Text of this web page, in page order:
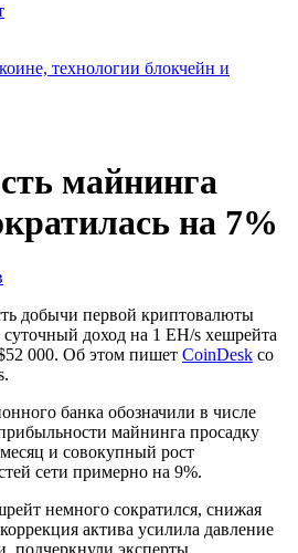
технологии блокчейн и
майнинга
на 7%
добычи первой криптовалюты
доход на 1 EH/s хешрейта
000. Об этом пишет CoinDesk со
банка обозначили в числе
майнинга просадку
и совокупный рост
сети примерно на 9%.
немного сократился, снижая
актива усилила давление
подчеркнули эксперты.